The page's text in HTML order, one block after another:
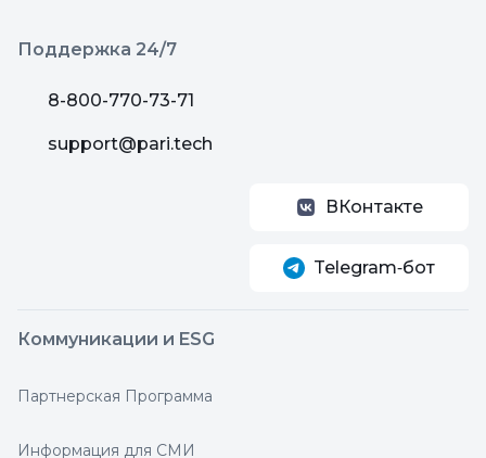
Поддержка 24/7
8-800-770-73-71
support@pari.tech
ВКонтакте
Telegram‑бот
Коммуникации и ESG
Партнерская Программа
Информация для СМИ